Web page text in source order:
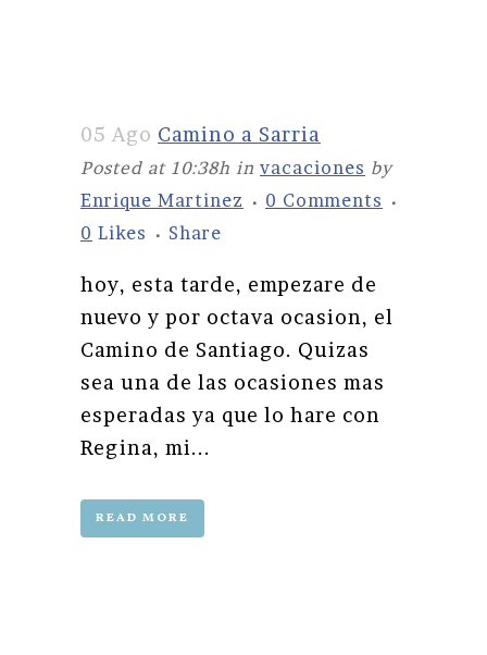
05 Ago Camino a Sarria
Posted at 10:38h in vacaciones by
Enrique Martinez
0 Comments
0 Likes Share
hoy, esta tarde, empezare de
nuevo y por octava ocasion, el
Camino de Santiago. Quizas
sea una de las ocasiones mas
esperadas ya que lo hare con
Regina, mi...
READ MORE